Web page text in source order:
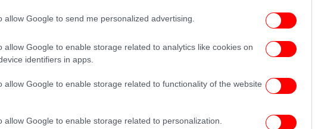
allow Google to send me personalized advertising.
allow Google to enable storage related to analytics like cookies on
identifiers in apps.
allow Google to enable storage related to functionality of the website
allow Google to enable storage related to personalization.
ΕΛΛΑΔΑ 29/10/2024 08:32
μετανάστες από το κέντρο του
πλατείες [εικόνες]